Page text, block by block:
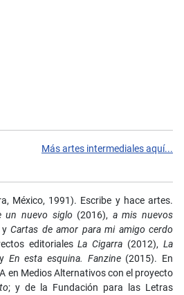
Más artes intermediales aquí...
México, 1991). Escribe y hace artes.
un nuevo siglo(2016), a mis nuevos
Cartas de amor para mi amigo cerdo
editorialesLa Cigarra (2012), La
En esta esquina. Fanzine(2015). En
en Medios Alternativos con el proyecto
; y de la Fundación para las Letras